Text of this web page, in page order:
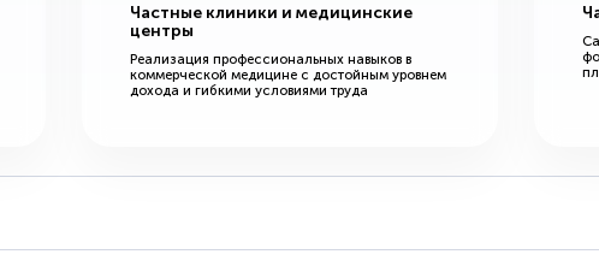
Частные клиники и медицинские
центры
Реализация профессиональных навыков в
коммерческой медицине с достойным уровнем
дохода и гибкими условиями труда